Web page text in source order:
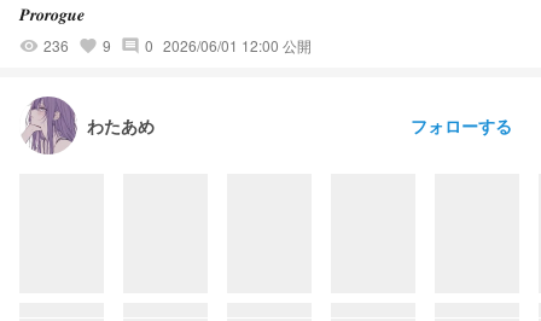
𝑷𝒓𝒐𝒓𝒐𝒈𝒖𝒆
visibility 236 favorite 9 comment 0 2026/06/01 12:00 公開
わたあめ フォローする